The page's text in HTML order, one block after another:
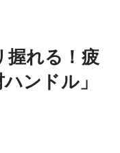
握れる！疲
ンドル」